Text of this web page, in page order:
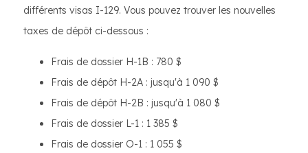
différents visas I-129. Vous pouvez trouver les nouvelles
taxes de dépôt ci-dessous :
Frais de dossier H-1B : 780 $
Frais de dépôt H-2A : jusqu'à 1 090 $
Frais de dépôt H-2B : jusqu'à 1 080 $
Frais de dossier L-1 : 1 385 $
Frais de dossier O-1 : 1 055 $